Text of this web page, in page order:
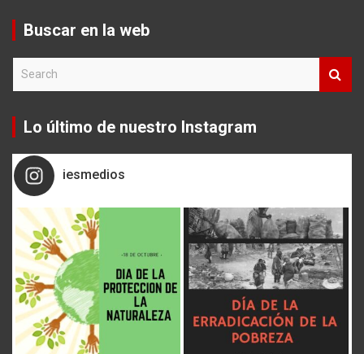
Buscar en la web
r
h
Lo último de nuestro Instagram
iesmedios